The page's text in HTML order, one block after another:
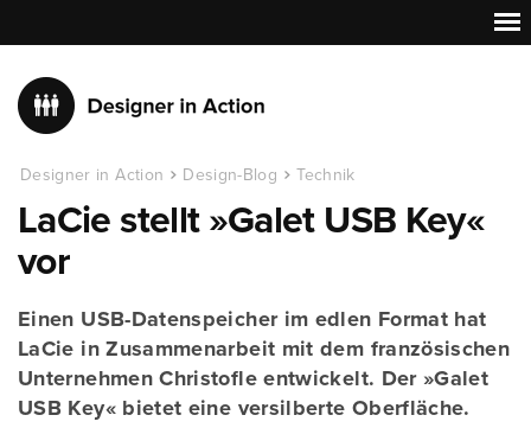
Designer in Action Design-Blog Technik
LaCie stellt »Galet USB Key«
vor
Einen USB-Datenspeicher im edlen Format hat
LaCie in Zusammenarbeit mit dem französischen
Unternehmen Christofle entwickelt. Der »Galet
USB Key« bietet eine versilberte Oberfläche.